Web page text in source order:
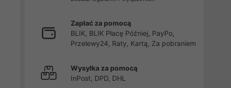
Zapłać za pomocą
BLIK, BLIK Płacę Później, PayPo,
Przelewy24, Raty, Kartą, Za pobraniem
Wysyłka za pomocą
InPost, DPD, DHL